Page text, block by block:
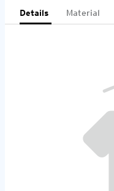
Details Material